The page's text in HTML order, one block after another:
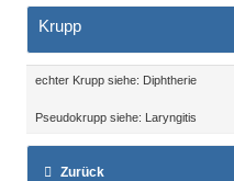
Krupp
echter Krupp siehe: Diphtherie
Pseudokrupp siehe: Laryngitis
Zurück